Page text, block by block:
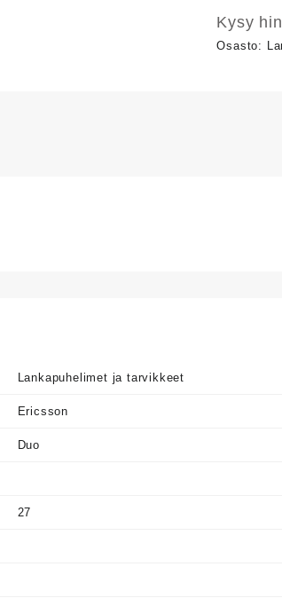
Kysy
Osasto:
Lankapuhelimet ja tarvikkeet
Ericsson
Duo
27